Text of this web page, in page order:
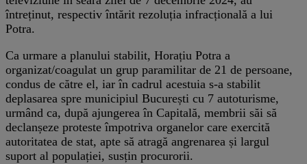
întreținut, respectiv întărit rezoluția infracțională a lui
Potra.
Ca urmare a planului stabilit, Horațiu Potra a
organizat/coagulat un grup paramilitar de 21 de persoane,
condus de către el, iar în cadrul acestuia s-a stabilit
deplasarea spre municipiul București cu 7 autoturisme,
urmând ca, după ajungerea în Capitală, membrii săi să
declanșeze proteste împotriva organelor care exercită
autoritatea de stat, apte să atragă angrenarea și largul
suport al populației, susțin procurorii.